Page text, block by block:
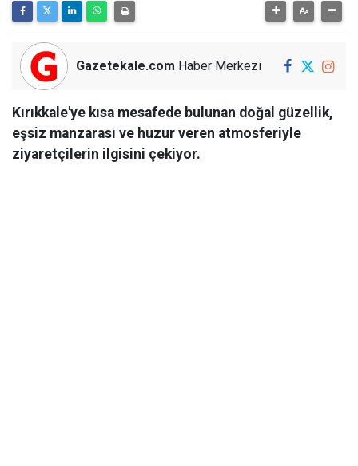
Gazetekale.com Haber Merkezi
Kırıkkale'ye kısa mesafede bulunan doğal güzellik,
eşsiz manzarası ve huzur veren atmosferiyle
ziyaretçilerin ilgisini çekiyor.